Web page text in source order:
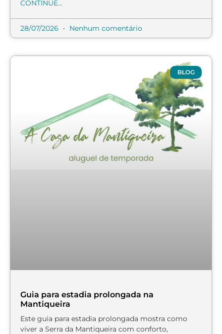
CONTINUE...
28/07/2026 Nenhum comentário
BLOG
Guia para estadia prolongada na
Mantiqueira
Este guia para estadia prolongada mostra como
viver a Serra da Mantiqueira com conforto,